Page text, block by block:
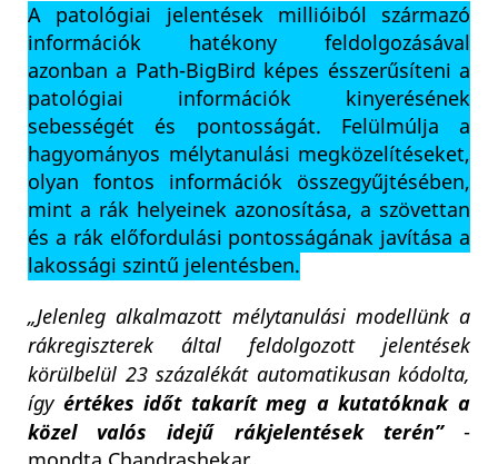
A patológiai jelentések millióiból származó
információk hatékony feldolgozásával
azonban a Path-BigBird képes ésszerűsíteni a
patológiai információk kinyerésének
sebességét és pontosságát. Felülmúlja a
hagyományos mélytanulási megközelítéseket,
olyan fontos információk összegyűjtésében,
mint a rák helyeinek azonosítása, a szövettan
és a rák előfordulási pontosságának javítása a
lakossági szintű jelentésben.
„Jelenleg alkalmazott mélytanulási modellünk a
rákregiszterek által feldolgozott jelentések
körülbelül 23 százalékát automatikusan kódolta,
ígyértékes időt takarít meg a kutatóknak a
közel valós idejű rákjelentések terén”-